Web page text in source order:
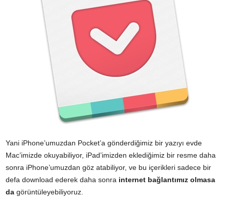
Yani iPhone’umuzdan Pocket’a gönderdiğimiz bir yazıyı evde
Mac’imizde okuyabiliyor, iPad’imizden eklediğimiz bir resme daha
sonra iPhone’umuzdan göz atabiliyor, ve bu içerikleri sadece bir
defa download ederek daha sonra internet bağlantımız olmasa
da görüntüleyebiliyoruz.